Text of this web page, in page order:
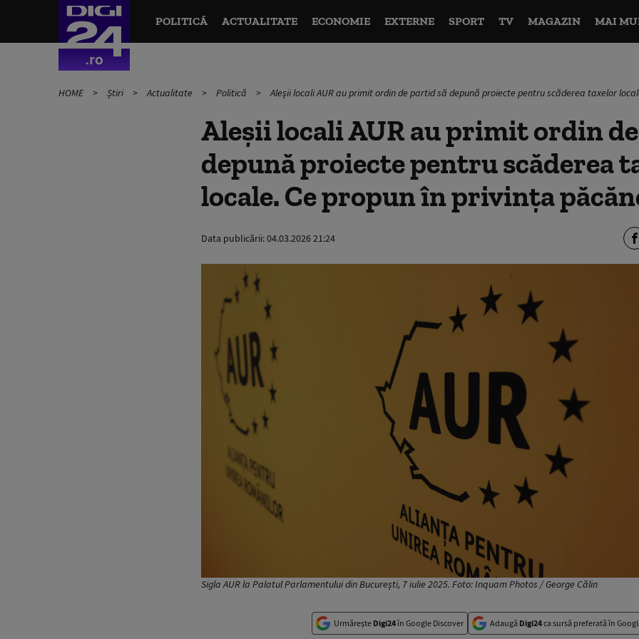
POLITICĂ ACTUALITATE ECONOMIE EXTERNE SPORT TV MAGAZIN MAI
HOME Știri Actualitate Politică Aleșii locali AUR au primit ordin de partid să depună proiecte pentru scăderea taxelor
Aleșii locali AUR au primit ordin
depună proiecte pentru scăderea
locale. Ce propun în privința
Data publicării:04.03.2026 21:24
Sigla AUR la Palatul Parlamentului din București, 7 iulie 2025. Foto: Inquam Photos / George Călin
Urmărește Digi24în Google Discover Adaugă Digi24ca sursă preferată în